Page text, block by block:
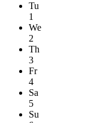
Tu
1
We
2
Th
3
Fr
4
Sa
5
Su